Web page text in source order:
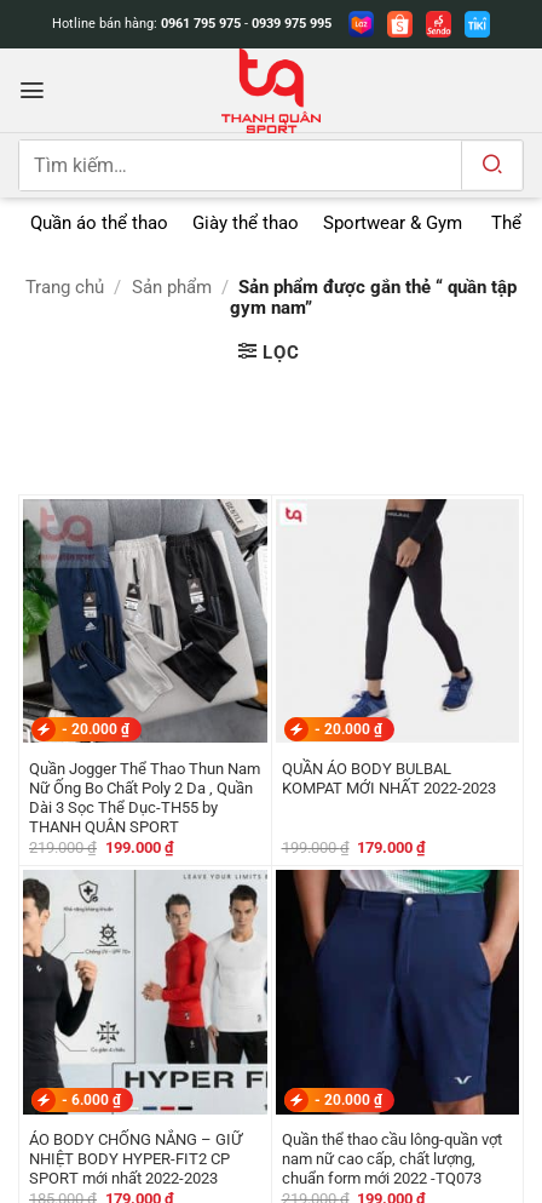
dung
Hotline bán hàng: 0961 795 975 - 0939 975 995
Tìm
Quần áo thể thao Giày thể thao Sportwear & Gym Thể
Trang chủ / Sản phẩm / Sản phẩm được gắn thẻ “ quần tập
gym nam”
LỌC
- 20.000 ₫
Quần Jogger Thể Thao Thun Nam
Nữ Ống Bo Chất Poly 2 Da , Quần
Dài 3 Sọc Thể Dục-TH55 by
THANH QUÂN SPORT
219.000₫ Giá
là:
219.000 ₫.
199.000 ₫Giá
hiện
tại
là:
199.000 ₫.
- 20.000 ₫
QUẦN ÁO BODY BULBAL
KOMPAT MỚI NHẤT 2022-2023
199.000₫ Giá
là:
199.000 ₫.
179.000₫Giá
tại
là:
179.000 ₫.
- 6.000 ₫
ÁO BODY CHỐNG NẮNG – GIỮ
NHIỆT BODY HYPER-FIT2 CP
SPORT mới nhất 2022-2023
185.000₫ Giá
179.000 ₫Giá
- 20.000 ₫
Quần thể thao cầu lông-quần vợt
nam nữ cao cấp, chất lượng,
chuẩn form mới 2022 -TQ073
219.000₫ Giá
199.000₫Giá